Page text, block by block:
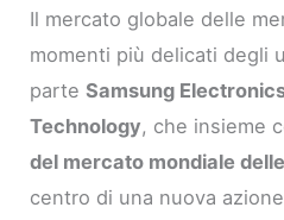
Il mercato globale delle
momenti più delicati degli
parteSamsung
Technology, che insieme
del mercato mondiale
centro di una nuova